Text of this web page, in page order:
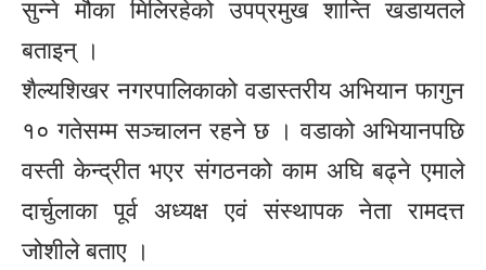
सुन्ने मौका मिलिरहेको उपप्रमुख शान्ति खडायतले
बताइन् ।
शैल्यशिखर नगरपालिकाको वडास्तरीय अभियान फागुन
१० गतेसम्म सञ्चालन रहने छ । वडाको अभियानपछि
वस्ती केन्द्रीत भएर संगठनको काम अघि बढ्ने एमाले
दार्चुलाका पूर्व अध्यक्ष एवं संस्थापक नेता रामदत्त
जोशीले बताए ।